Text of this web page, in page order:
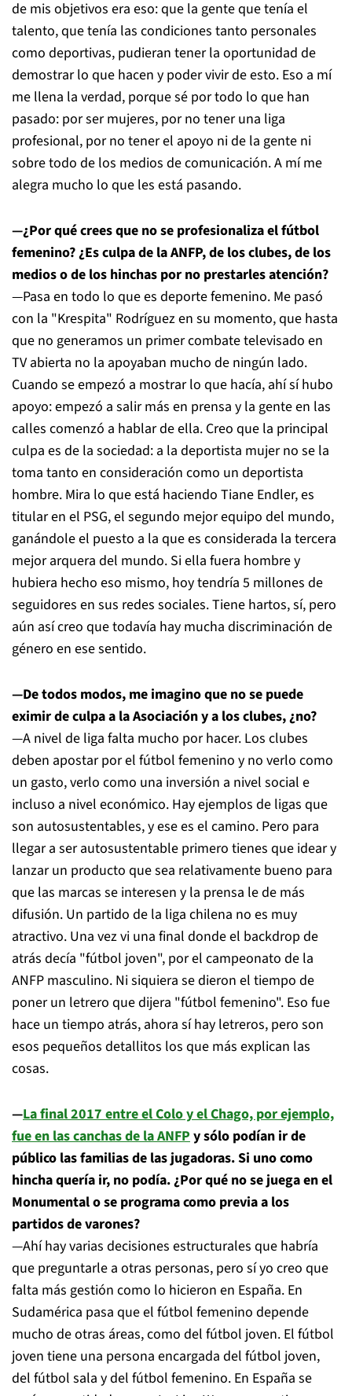
de mis objetivos era eso: que la gente que tenía el
talento, que tenía las condiciones tanto personales
como deportivas, pudieran tener la oportunidad de
demostrar lo que hacen y poder vivir de esto. Eso a mí
me llena la verdad, porque sé por todo lo que han
pasado: por ser mujeres, por no tener una liga
profesional, por no tener el apoyo ni de la gente ni
sobre todo de los medios de comunicación. A mí me
alegra mucho lo que les está pasando.
—¿Por qué crees que no se profesionaliza el fútbol
femenino? ¿Es culpa de la ANFP, de los clubes, de los
medios o de los hinchas por no prestarles atención?
—Pasa en todo lo que es deporte femenino. Me pasó
con la "Krespita" Rodríguez en su momento, que hasta
que no generamos un primer combate televisado en
TV abierta no la apoyaban mucho de ningún lado.
Cuando se empezó a mostrar lo que hacía, ahí sí hubo
apoyo: empezó a salir más en prensa y la gente en las
calles comenzó a hablar de ella. Creo que la principal
culpa es de la sociedad: a la deportista mujer no se la
toma tanto en consideración como un deportista
hombre. Mira lo que está haciendo Tiane Endler, es
titular en el PSG, el segundo mejor equipo del mundo,
ganándole el puesto a la que es considerada la tercera
mejor arquera del mundo. Si ella fuera hombre y
hubiera hecho eso mismo, hoy tendría 5 millones de
seguidores en sus redes sociales. Tiene hartos, sí, pero
aún así creo que todavía hay mucha discriminación de
género en ese sentido.
—De todos modos, me imagino que no se puede
eximir de culpa a la Asociación y a los clubes, ¿no?
—A nivel de liga falta mucho por hacer. Los clubes
deben apostar por el fútbol femenino y no verlo como
un gasto, verlo como una inversión a nivel social e
incluso a nivel económico. Hay ejemplos de ligas que
son autosustentables, y ese es el camino. Pero para
llegar a ser autosustentable primero tienes que idear y
lanzar un producto que sea relativamente bueno para
que las marcas se interesen y la prensa le de más
difusión. Un partido de la liga chilena no es muy
atractivo. Una vez vi una final donde el backdrop de
atrás decía "fútbol joven", por el campeonato de la
ANFP masculino. Ni siquiera se dieron el tiempo de
poner un letrero que dijera "fútbol femenino". Eso fue
hace un tiempo atrás, ahora sí hay letreros, pero son
esos pequeños detallitos los que más explican las
cosas.
—La final 2017 entre el Colo y el Chago, por ejemplo,
fue en las canchas de la ANFPy sólo podían ir de
público las familias de las jugadoras. Si uno como
hincha quería ir, no podía. ¿Por qué no se juega en el
Monumental o se programa como previa a los
partidos de varones?
—Ahí hay varias decisiones estructurales que habría
que preguntarle a otras personas, pero sí yo creo que
falta más gestión como lo hicieron en España. En
Sudamérica pasa que el fútbol femenino depende
mucho de otras áreas, como del fútbol joven. El fútbol
joven tiene una persona encargada del fútbol joven,
del fútbol sala y del fútbol femenino. En España se